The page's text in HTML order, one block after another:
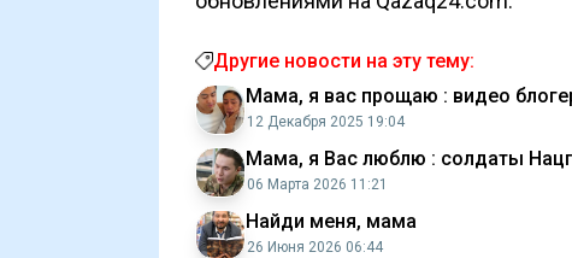
Другие новости на эту тему:
Мама, я вас прощаю : видео
12 Декабря 2025 19:04
Мама, я Вас люблю : солдаты
06 Марта 2026 11:21
Найди меня, мама
26 Июня 2026 06:44